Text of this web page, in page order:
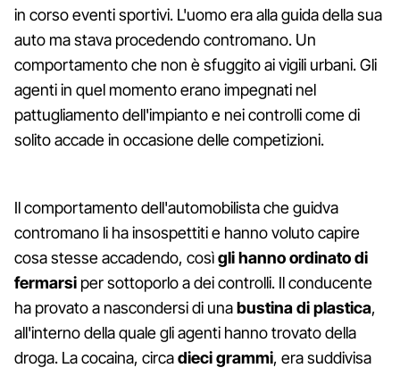
in corso eventi sportivi. L'uomo era alla guida della sua
auto ma stava procedendo contromano. Un
comportamento che non è sfuggito ai vigili urbani. Gli
agenti in quel momento erano impegnati nel
pattugliamento dell'impianto e nei controlli come di
solito accade in occasione delle competizioni.
Il comportamento dell'automobilista che guidva
contromano li ha insospettiti e hanno voluto capire
cosa stesse accadendo, cosìgli hanno ordinato di
fermarsi per sottoporlo a dei controlli. Il conducente
ha provato a nascondersi di unabustina di plastica,
all'interno della quale gli agenti hanno trovato della
droga. La cocaina, circadieci grammi, era suddivisa